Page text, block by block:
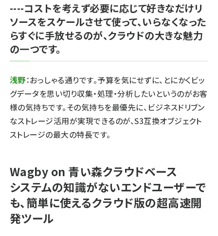
----コストを考えず必要に応じて好きなだけリ
ソースをスケールさせて使って、いらなくなった
らすぐに手放せるのが、クラウドの大きな魅力
の一つです。
浅野：おっしゃる通りです。予算を気にせずに、とにかくビッ
グデータを思い切り収集・処理・分析したいというのがお客
様の気持ちです。その気持ちを最優先に、ビジネスドリブン
なストレージ活用が実現できるのが、S3互換オブジェクト
ストレージの最大の特長です。
Wagby on 青い森クラウドベース
システムの知識がないエンドユーザーで
も、簡単に使えるクラウド版の超高速開
発ツール